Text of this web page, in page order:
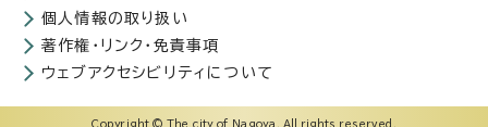
個人情報の取り扱い
著作権・リンク・免責事項
ウェブアクセシビリティについて
Copyright © The city of Nagoya. All rights reserved.